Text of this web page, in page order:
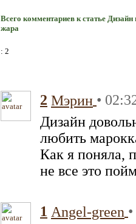
Всего комментариев к статье
жара
: 2
2 Мэрин •
Дизайн
любить
Как я поняла,
не все это
1 Angel-green